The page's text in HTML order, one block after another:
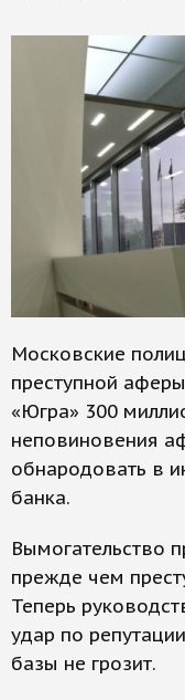
Московские
преступной
«Югра» 300
неповиновения
обнародовать в
банка.
Вымогательство
прежде чем
Теперь
удар по
базы не грозит.